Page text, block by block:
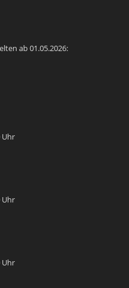
ab 01.05.2026:
Uhr
Uhr
Uhr